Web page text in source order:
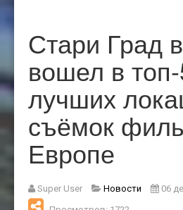
Стари Град
вошел в
лучших
съёмок
Европе
Super User Новости
06